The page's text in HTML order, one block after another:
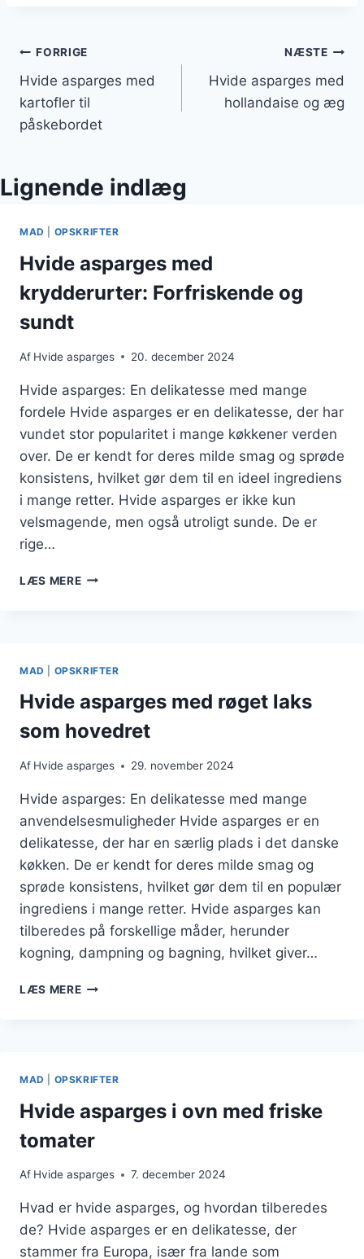
Indlægsnavigation
FORRIGE
Hvide asparges med
kartofler til
påskebordet
NÆSTE
Hvide asparges med
hollandaise og æg
Lignende indlæg
MAD OPSKRIFTER
Hvide asparges med
krydderurter: Forfriskende og
sundt
Af Hvide asparges 20. december 2024
Hvide asparges: En delikatesse med mange
fordele Hvide asparges er en delikatesse, der har
vundet stor popularitet i mange køkkener verden
over. De er kendt for deres milde smag og sprøde
konsistens, hvilket gør dem til en ideel ingrediens
i mange retter. Hvide asparges er ikke kun
velsmagende, men også utroligt sunde. De er
rige…
LÆS MEREHVIDE
SUNDT
MAD OPSKRIFTER
Hvide asparges med røget laks
som hovedret
Af Hvide asparges 29. november 2024
Hvide asparges: En delikatesse med mange
anvendelsesmuligheder Hvide asparges er en
delikatesse, der har en særlig plads i det danske
køkken. De er kendt for deres milde smag og
sprøde konsistens, hvilket gør dem til en populær
ingrediens i mange retter. Hvide asparges kan
tilberedes på forskellige måder, herunder
kogning, dampning og bagning, hvilket giver…
LÆS MEREHVIDE
MAD OPSKRIFTER
Hvide asparges i ovn med friske
tomater
Af Hvide asparges 7. december 2024
Hvad er hvide asparges, og hvordan tilberedes
de? Hvide asparges er en delikatesse, der
stammer fra Europa, især fra lande som